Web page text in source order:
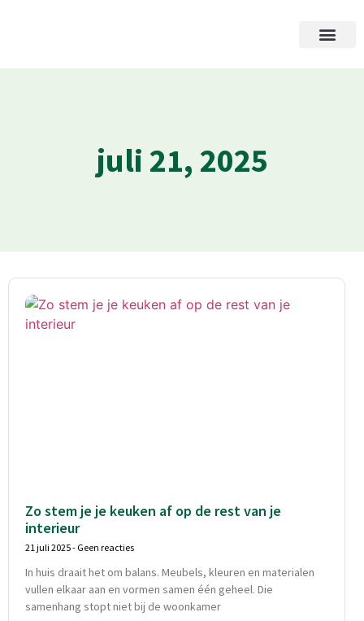
juli 21, 2025
Zo stem je je keuken af op de rest van je
interieur
21 juli 2025 Geen reacties
In huis draait het om balans. Meubels, kleuren en materialen
vullen elkaar aan en vormen samen één geheel. Die
samenhang stopt niet bij de woonkamer